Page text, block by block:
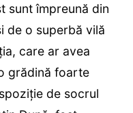
sunt împreună din
de o superbă vilă
care ar avea
grădină foarte
de socrul